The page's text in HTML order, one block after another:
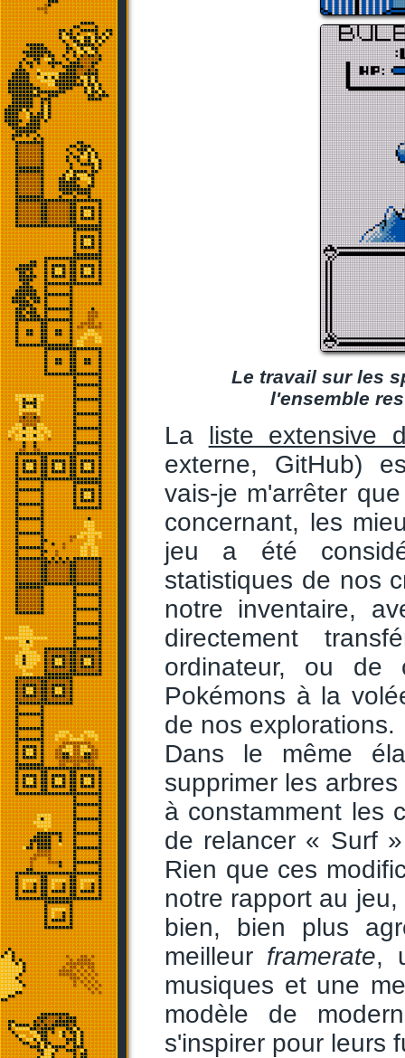
Le travail sur les
l'ensemble
La liste extensive
externe, GitHub)
vais-je m'arrêter
concernant, les
jeu a été
statistiques de nos
notre inventaire,
directement
ordinateur, ou de
Pokémons à la
de nos explorations.
Dans le même
supprimer les
à constamment les
de relancer « Surf
Rien que ces
notre rapport au
bien, bien plus
meilleur framerate,
musiques et une
modèle de
s'inspirer pour leurs